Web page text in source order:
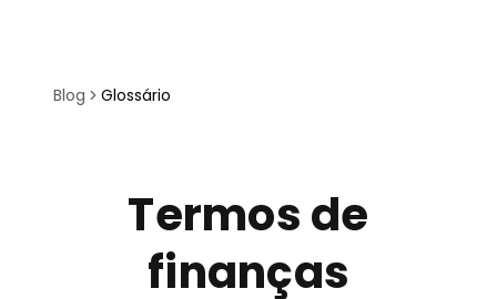
Blog Glossário
Termos de
finanças